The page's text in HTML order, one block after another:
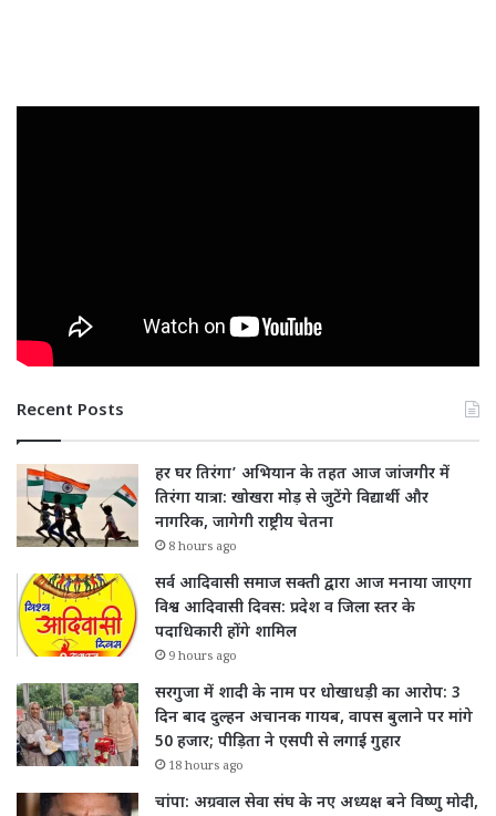
Recent Posts
हर घर तिरंगा’ अभियान के तहत आज जांजगीर में
तिरंगा यात्रा: खोखरा मोड़ से जुटेंगे विद्यार्थी और
नागरिक, जागेगी राष्ट्रीय चेतना
8 hours ago
सर्व आदिवासी समाज सक्ती द्वारा आज मनाया जाएगा
विश्व आदिवासी दिवस: प्रदेश व जिला स्तर के
पदाधिकारी होंगे शामिल
9 hours ago
सरगुजा में शादी के नाम पर धोखाधड़ी का आरोप: 3
दिन बाद दुल्हन अचानक गायब, वापस बुलाने पर मांगे
50 हजार; पीड़िता ने एसपी से लगाई गुहार
18 hours ago
चांपा: अग्रवाल सेवा संघ के नए अध्यक्ष बने विष्णु मोदी,